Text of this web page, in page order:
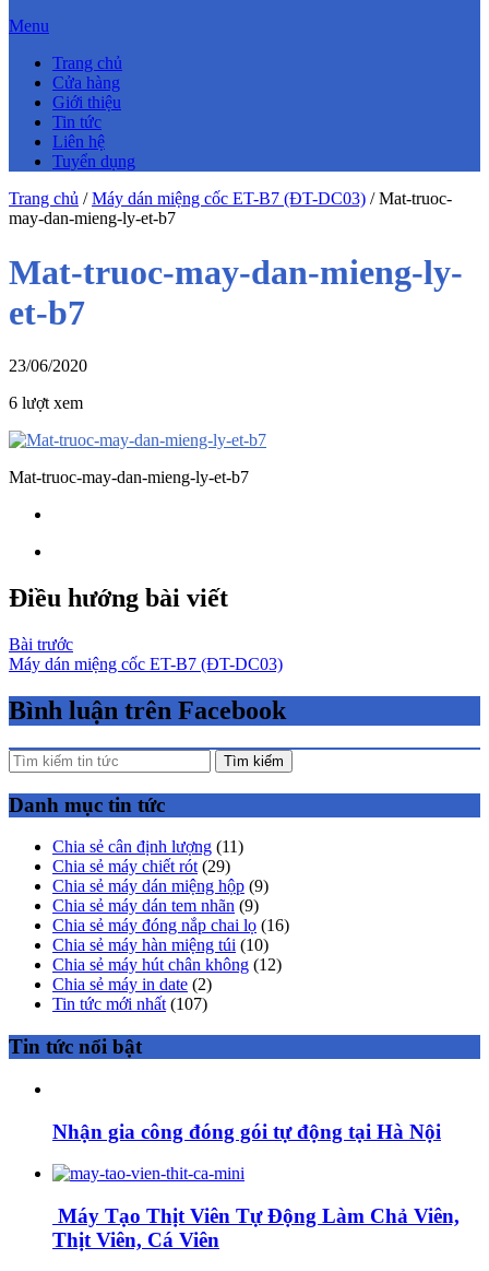
Menu
Trang chủ
Cửa hàng
Giới thiệu
Tin tức
Liên hệ
Tuyển dụng
Trang chủ /Máy dán miệng cốc ET-B7 (ĐT-DC03) /Mat-truoc-
may-dan-mieng-ly-et-b7
Mat-truoc-may-dan-mieng-ly-
et-b7
23/06/2020
6 lượt xem
Mat-truoc-may-dan-mieng-ly-et-b7
Điều hướng bài viết
Bài trước
Máy dán miệng cốc ET-B7 (ĐT-DC03)
Bình luận trên Facebook
Tìm kiếm
Danh mục tin tức
Chia sẻ cân định lượng (11)
Chia sẻ máy chiết rót (29)
Chia sẻ máy dán miệng hộp (9)
Chia sẻ máy dán tem nhãn (9)
Chia sẻ máy đóng nắp chai lọ (16)
Chia sẻ máy hàn miệng túi (10)
Chia sẻ máy hút chân không (12)
Chia sẻ máy in date (2)
Tin tức mới nhất (107)
Tin tức nổi bật
Nhận gia công đóng gói tự động tại Hà Nội
Máy Tạo Thịt Viên Tự Động Làm Chả Viên,
Thịt Viên, Cá Viên